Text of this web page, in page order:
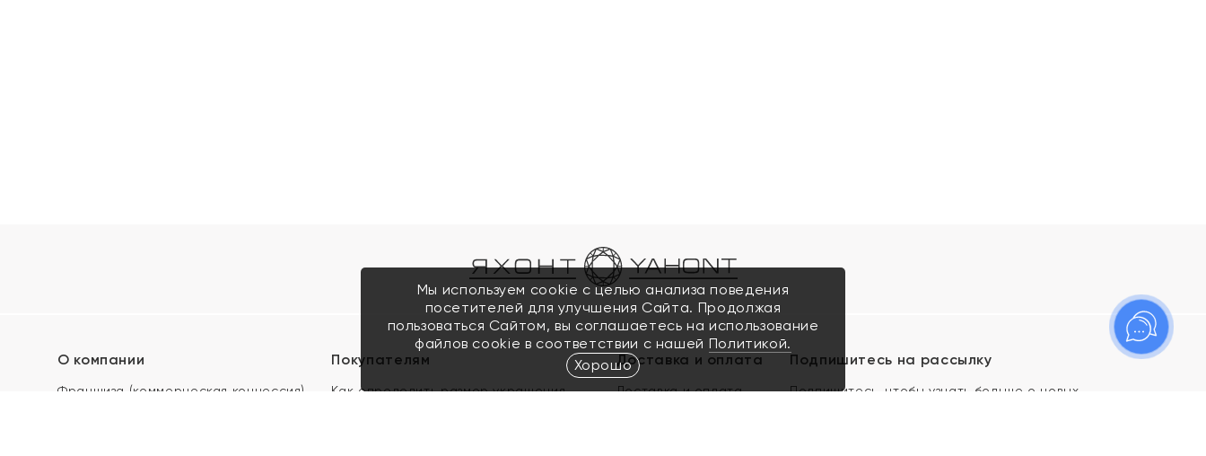
О компании
Франшиза (коммерческая концессия)
Покупателям
Как определить размер украшения
Доставка и оплата
Доставка и оплата
Подпишитесь на рассылку
Подпишитесь, чтобы узнать больше о новых
Мы используем cookie с целью анализа поведения
посетителей для улучшения Сайта. Продолжая
пользоваться Сайтом, вы соглашаетесь на использование
файлов cookie в соответствии с нашей Политикой.
Хорошо